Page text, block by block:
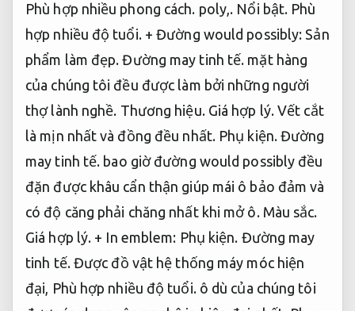
Phù hợp nhiều phong cách. poly,. Nổi bật. Phù
hợp nhiều độ tuổi.+ Đường would possibly: Sản
phẩm làm đẹp. Đường may tinh tế. mặt hàng
của chúng tôi đều được làm bởi những người
thợ lành nghề. Thương hiệu. Giá hợp lý.Vết cắt
là mịn nhất và đồng đều nhất. Phụ kiện. Đường
may tinh tế. bao giờ đường would possibly đều
đặn được khâu cẩn thận giúp mái ô bảo đảm và
có độ căng phải chăng nhất khi mở ô. Màu sắc.
Giá hợp lý. + In emblem: Phụ kiện. Đường may
tinh tế.Được đồ vật hệ thống máy móc hiện
đại, Phù hợp nhiều độ tuổi.ô dù của chúng tôi